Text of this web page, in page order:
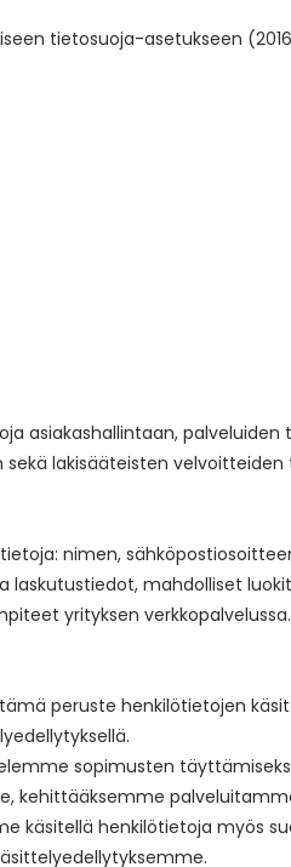
tietosuoja-asetukseen
asiakashallintaan,
lakisääteisten velvoitteiden
nimen,
mahdolliset
yrityksen verkkopalvelussa.
peruste henkilötietojen
sopimusten
kehittääksemme
käsitellä henkilötietoja myös